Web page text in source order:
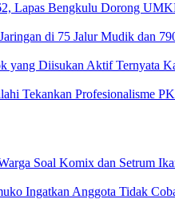
Lapas Bengkulu Dorong
di 75 Jalur Mudik dan
yang Diisukan Aktif Ternyata
Tekankan Profesionalisme
Soal Komix dan Setrum
Ingatkan Anggota Tidak